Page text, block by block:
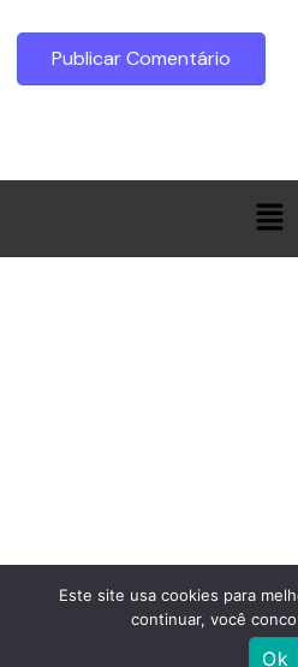
Este site usa cookies para
continuar, você
Ok